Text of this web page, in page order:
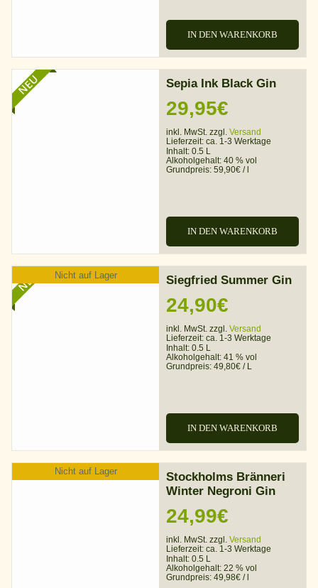
IN DEN WARENKORB
NEU Sepia Ink Black Gin
29,95€
inkl. MwSt. zzgl. Versand
Lieferzeit: ca. 1-3 Werktage
Inhalt: 0.5 L
Alkoholgehalt: 40 % vol
Grundpreis: 59,90€ /
IN DEN WARENKORB
Nicht auf Lager
NEU Siegfried Summer Gin
24,90€
inkl. MwSt. zzgl. Versand
Lieferzeit: ca. 1-3 Werktage
Inhalt: 0.5 L
Alkoholgehalt: 41 % vol
Grundpreis: 49,80€ / L
IN DEN WARENKORB
Nicht auf Lager
Stockholms Bränneri
Winter Negroni Gin
24,99€
inkl. MwSt. zzgl. Versand
Lieferzeit: ca. 1-3 Werktage
Inhalt: 0.5 L
Alkoholgehalt: 22 % vol
Grundpreis: 49,98€ /l